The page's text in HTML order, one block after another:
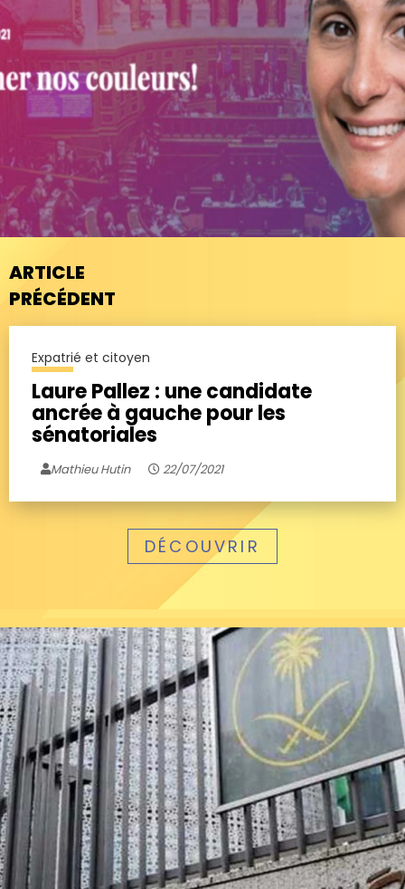
ARTICLE
PRÉCÉDENT
Expatrié et citoyen
Laure Pallez : une candidate
ancrée à gauche pour les
sénatoriales
Mathieu Hutin 22/07/2021
DÉCOUVRIR